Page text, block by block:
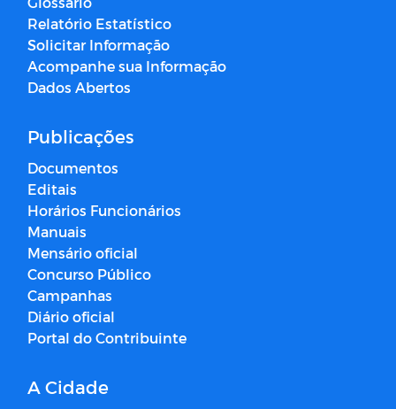
Relatório Estatístico
Solicitar Informação
Acompanhe sua Informação
Dados Abertos
Publicações
Documentos
Editais
Horários Funcionários
Manuais
Mensário oficial
Concurso Público
Campanhas
Diário oficial
Portal do Contribuinte
A Cidade